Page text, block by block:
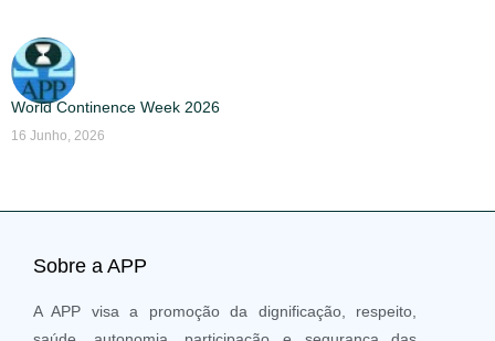
World Continence Week 2026
16 Junho, 2026
Sobre a APP
A APP visa a promoção da dignificação, respeito,